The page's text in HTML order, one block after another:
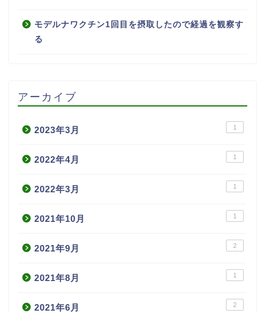
モデルナワクチン1回目を摂取したので経過を観察す
る
アーカイブ
2023年3月 1
2022年4月 1
2022年3月 1
2021年10月 1
2021年9月 2
2021年8月 1
2021年6月 2